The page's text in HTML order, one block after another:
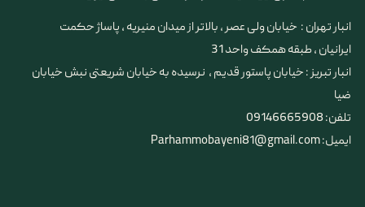
انبار تهران : خیابان ولی عصر ، بالاتر از میدان منیریه ، پاساژ حکمت
ایرانیان ، طبقه همکف واحد 31
​​​​​​​انبار تبریز : خیابان پاستور قدیم ، نرسیده به خیابان شریعتی نبش خیابان
ضیا
تلفن: 09146665908
ایمیل: Parhammobayeni81@gmail.com